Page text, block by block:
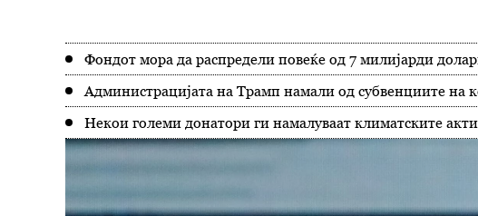
Фондот мора да распредели повеќе од 7 милијарди
Администрацијата на Трамп намали од субвенциите на
Некои големи донатори ги намалуваат климатските